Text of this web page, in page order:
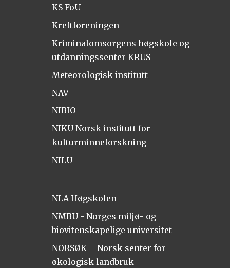
KS FoU
Kreftforeningen
Kriminalomsorgens høgskole og
utdanningssenter KRUS
Meteorologisk institutt
NAV
NIBIO
NIKU Norsk institutt for
kulturminneforskning
NILU
NLA Høgskolen
NMBU - Norges miljø- og
biovitenskapelige universitet
NORSØK – Norsk senter for
økologisk landbruk